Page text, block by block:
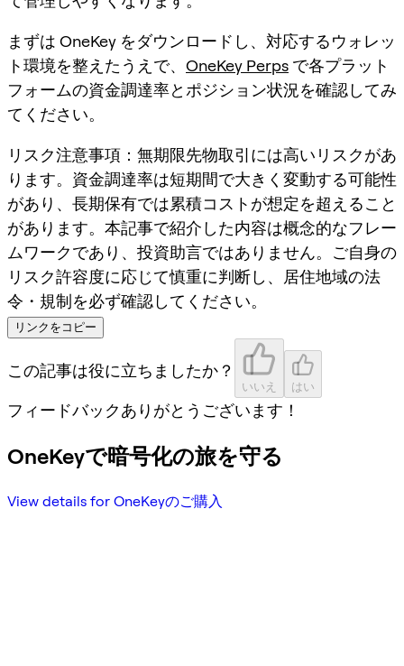
まずは OneKey をダウンロードし、対応するウォレッ
ト環境を整えたうえで、 OneKey Perps で各プラット
フォームの資金調達率とポジション状況を確認してみ
てください。
リスク注意事項：無期限先物取引には高いリスクがあ
ります。資金調達率は短期間で大きく変動する可能性
があり、長期保有では累積コストが想定を超えること
があります。本記事で紹介した内容は概念的なフレー
ムワークであり、投資助言ではありません。ご自身の
リスク許容度に応じて慎重に判断し、居住地域の法
令・規制を必ず確認してください。
リンクをコピー
この記事は役に立ちましたか？
いいえ はい
フィードバックありがとうございます！
OneKeyで暗号化の旅を守る
View details for OneKeyのご購入